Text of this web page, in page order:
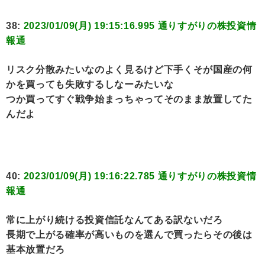
38: 2023/01/09(月) 19:15:16.995 通りすがりの株投資情
報通
リスク分散みたいなのよく見るけど下手くそが国産の何
かを買っても失敗するしなーみたいな
つか買ってすぐ戦争始まっちゃってそのまま放置してた
んだよ
40: 2023/01/09(月) 19:16:22.785 通りすがりの株投資情
報通
常に上がり続ける投資信託なんてある訳ないだろ
長期で上がる確率が高いものを選んで買ったらその後は
基本放置だろ